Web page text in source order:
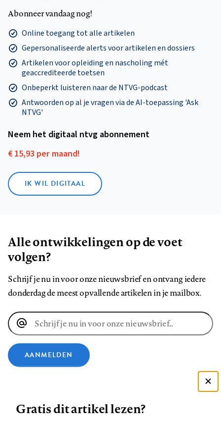
Abonneer vandaag nog!
Online toegang tot alle artikelen
Gepersonaliseerde alerts voor artikelen en dossiers
Artikelen voor opleiding en nascholing mét
geaccrediteerde toetsen
Onbeperkt luisteren naar de NTVG-podcast
Antwoorden op al je vragen via de AI-toepassing 'Ask
NTVG'
Neem het digitaal ntvg abonnement
€ 15,93 per maand!
IK WIL DIGITAAL
Alle ontwikkelingen op de voet
volgen?
Schrijf je nu in voor onze nieuwsbrief en ontvang iedere
donderdag de meest opvallende artikelen in je mailbox.
E-
mailadres
AANMELDEN
Gratis dit artikel lezen?
Zie onze cookie policy